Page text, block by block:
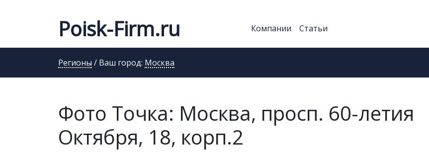
Poisk-Firm.ru Компании Статьи
Регионы / Ваш город: Москва
Фото Точка: Москва, просп. 60-летия
Октября, 18, корп.2